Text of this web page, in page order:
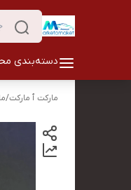
دسته‌بندی
مارکت ٱ مارکت/